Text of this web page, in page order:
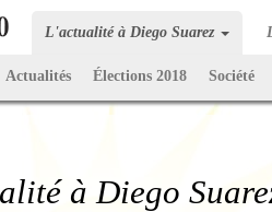
L'actualité à Diego Suarez
Actualités Élections 2018 Société
à Diego